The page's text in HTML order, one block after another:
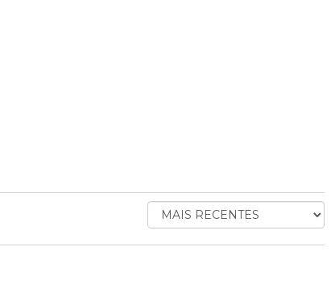
ORDENAR
AVALIAÇÕES